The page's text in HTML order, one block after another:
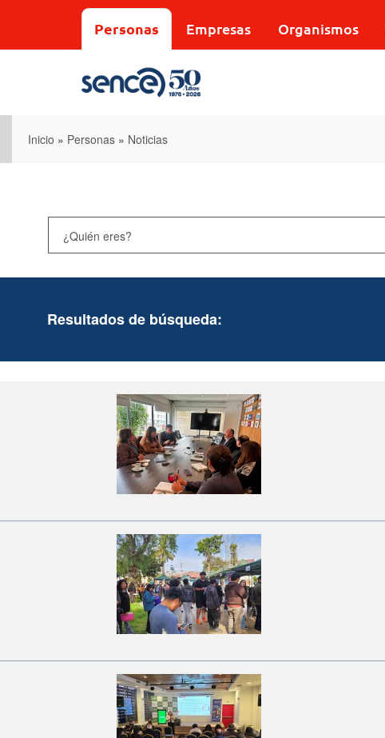
Personas Empresas Organismos
Inicio » Personas » Noticias
Resultados de búsqueda: